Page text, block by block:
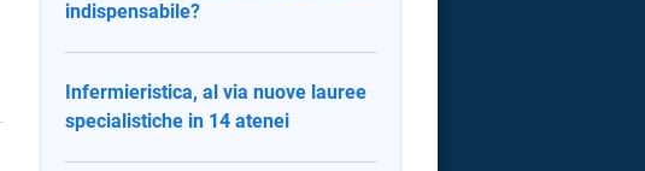
indispensabile?
Infermieristica, al via nuove lauree
specialistiche in 14 atenei